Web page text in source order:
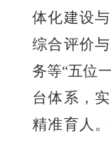
体化建设
综合评价
务等“五位
台体系，
精准育人